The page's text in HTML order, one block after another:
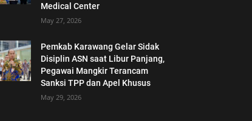
Medical Center
May 27, 2026
Pemkab Karawang Gelar Sidak
Disiplin ASN saat Libur Panjang,
Pegawai Mangkir Terancam
Sanksi TPP dan Apel Khusus
May 29, 2026